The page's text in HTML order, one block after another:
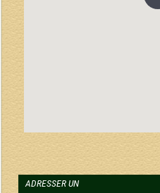
ADRESSER UN